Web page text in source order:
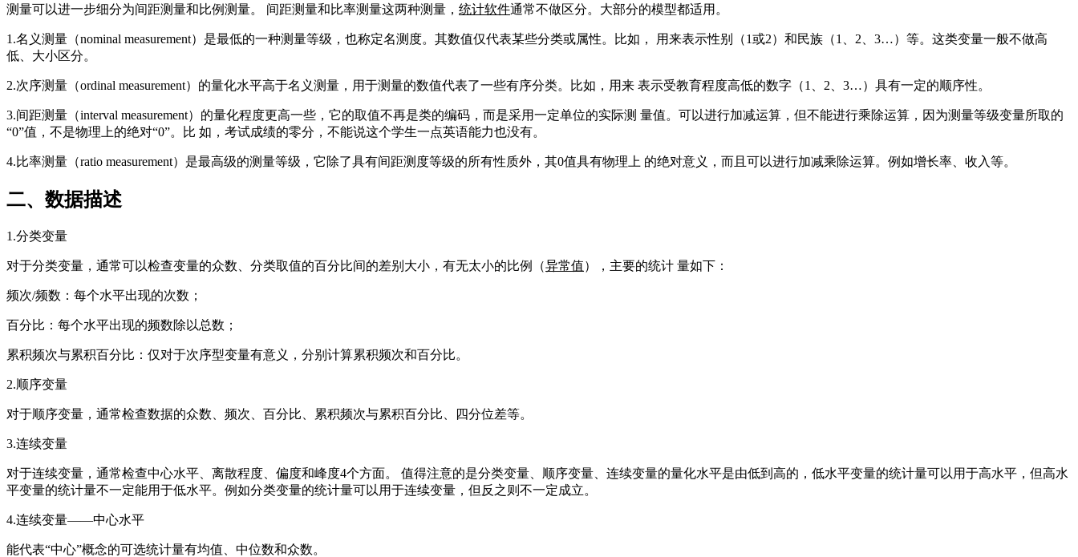
测量可以进一步细分为间距测量和比例测量。 间距测量和比率测量这两种测量， 统计软件通常不做区分。大部分的模型都适用。
1.名义测量（nominal measurement）是最低的一种测量等级，也称定名测度。其数值仅代表某些分类或属性。比如， 用来表示性别（1或2）和民族（1、2、3…）等。这类变量一般不做高
低、大小区分。
2.次序测量（ordinal measurement）的量化水平高于名义测量，用于测量的数值代表了一些有序分类。比如，用来 表示受教育程度高低的数字（1、2、3…）具有一定的顺序性。
3.间距测量（interval measurement）的量化程度更高一些，它的取值不再是类的编码，而是采用一定单位的实际测 量值。可以进行加减运算，但不能进行乘除运算，因为测量等级变量所取的
“0”值，不是物理上的绝对“0”。比 如，考试成绩的零分，不能说这个学生一点英语能力也没有。
4.比率测量（ratio measurement）是最高级的测量等级，它除了具有间距测度等级的所有性质外，其0值具有物理上 的绝对意义，而且可以进行加减乘除运算。例如增长率、收入等。
二、数据描述
1.分类变量
对于分类变量，通常可以检查变量的众数、分类取值的百分比间的差别大小，有无太小的比例（异常值），主要的统计 量如下：
频次/频数：每个水平出现的次数；
百分比：每个水平出现的频数除以总数；
累积频次与累积百分比：仅对于次序型变量有意义，分别计算累积频次和百分比。
2.顺序变量
对于顺序变量，通常检查数据的众数、频次、百分比、累积频次与累积百分比、四分位差等。
3.连续变量
对于连续变量，通常检查中心水平、离散程度、偏度和峰度4个方面。 值得注意的是分类变量、顺序变量、连续变量的量化水平是由低到高的，低水平变量的统计量可以用于高水平，但高水
平变量的统计量不一定能用于低水平。例如分类变量的统计量可以用于连续变量，但反之则不一定成立。
4.连续变量——中心水平
能代表“中心”概念的可选统计量有均值、中位数和众数。